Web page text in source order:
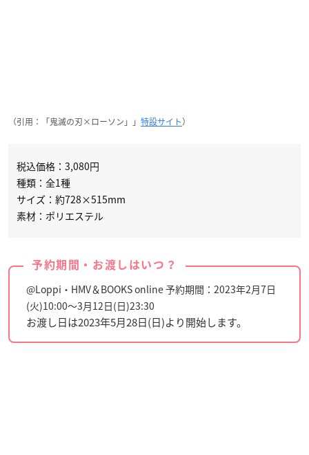
（引用：「鬼滅の刃×ローソン」」 特設サイト）
税込価格：3,080円
種類：全1種
サイズ：約728×515mm
素材：ポリエステル
予約期間・お渡しはいつ？
@Loppi・HMV＆BOOKS online 予約期間：2023年2月7日
(火)10:00〜3月12日(日)23:30
お渡し日は2023年5月28日(日)より開始します。